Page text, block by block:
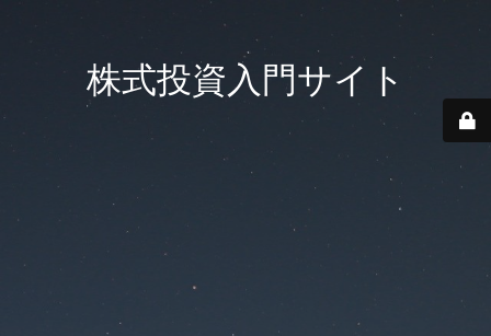
株式投資入門サイト